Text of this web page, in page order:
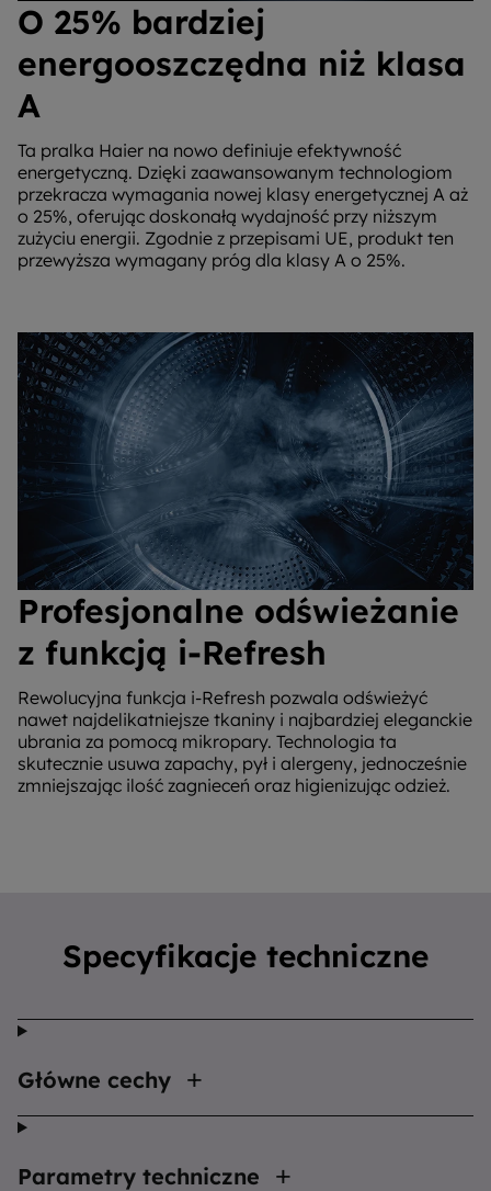
O 25% bardziej
energooszczędna niż klasa
A
Ta pralka Haier na nowo definiuje efektywność
energetyczną. Dzięki zaawansowanym technologiom
przekracza wymagania nowej klasy energetycznej A aż
o 25%, oferując doskonałą wydajność przy niższym
zużyciu energii. Zgodnie z przepisami UE, produkt ten
przewyższa wymagany próg dla klasy A o 25%.
Profesjonalne odświeżanie
z funkcją i-Refresh
Rewolucyjna funkcja i-Refresh pozwala odświeżyć
nawet najdelikatniejsze tkaniny i najbardziej eleganckie
ubrania za pomocą mikropary. Technologia ta
skutecznie usuwa zapachy, pył i alergeny, jednocześnie
zmniejszając ilość zagnieceń oraz higienizując odzież.
Specyfikacje techniczne
Główne cechy
Parametry techniczne